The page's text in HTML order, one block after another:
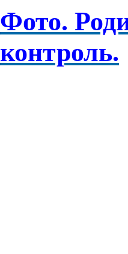
Фото.
контроль.